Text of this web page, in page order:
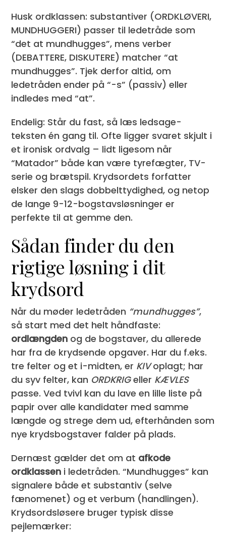
Husk ordklassen: substantiver (ORDKLØVERI,
MUNDHUGGERI) passer til ledetråde som
“det at mundhugges”, mens verber
(DEBATTERE, DISKUTERE) matcher “at
mundhugges”. Tjek derfor altid, om
ledetråden ender på “-s” (passiv) eller
indledes med “at”.
Endelig: Står du fast, så læs ledsage-
teksten én gang til. Ofte ligger svaret skjult i
et ironisk ordvalg – lidt ligesom når
“Matador” både kan være tyrefægter, TV-
serie og brætspil. Krydsordets forfatter
elsker den slags dobbelttydighed, og netop
de lange 9-12-bogstavsløsninger er
perfekte til at gemme den.
Sådan finder du den
rigtige løsning i dit
krydsord
Når du møder ledetråden “mundhugges”,
så start med det helt håndfaste:
ordlængden og de bogstaver, du allerede
har fra de krydsende opgaver. Har du f.eks.
tre felter og et i-midten, er KIVoplagt; har
du syv felter, kan ORDKRIGeller KÆVLES
passe. Ved tvivl kan du lave en lille liste på
papir over alle kandidater med samme
længde og strege dem ud, efterhånden som
nye krydsbogstaver falder på plads.
Dernæst gælder det om at afkode
ordklassen i ledetråden. “Mundhugges” kan
signalere både et substantiv (selve
fænomenet) og et verbum (handlingen).
Krydsordsløsere bruger typisk disse
pejlemærker: